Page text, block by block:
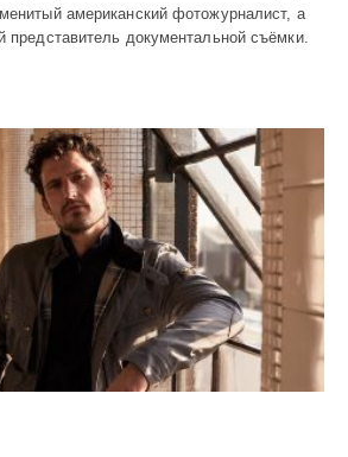
американский фотожурналист, а
представитель документальной съёмки.